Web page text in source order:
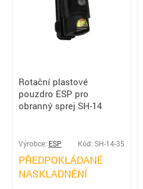
Rotační plastové
pouzdro ESP pro
obranný sprej SH-14
Výrobce: ESP Kód: SH-14-35
PŘEDPOKLÁDANÉ
NASKLADNĚNÍ